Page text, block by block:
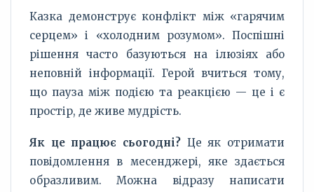
Казка демонструє конфлікт між «гарячим
серцем» і «холодним розумом». Поспішні
рішення часто базуються на ілюзіях або
неповній інформації. Герой вчиться тому,
що пауза між подією та реакцією — це і є
простір, де живе мудрість.
Як це працює сьогодні? Це як отримати
повідомлення в месенджері, яке здається
образливим. Можна відразу написати